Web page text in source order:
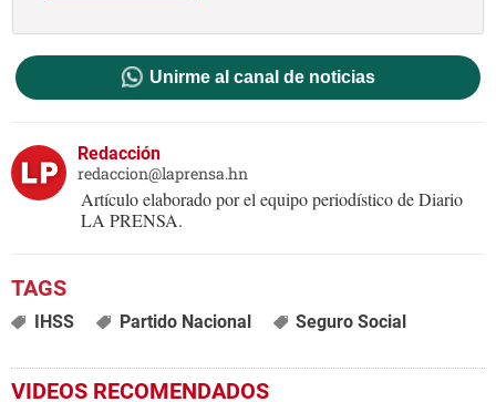
Unirme al canal de noticias
Redacción
redaccion@laprensa.hn
Artículo elaborado por el equipo periodístico de Diario
LA PRENSA.
IHSS Partido Nacional Seguro Social
VIDEOS RECOMENDADOS